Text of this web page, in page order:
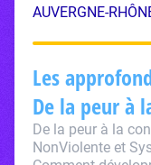
AUVERGNE-
Les
De la peur à
De la peur à la
NonViolente et